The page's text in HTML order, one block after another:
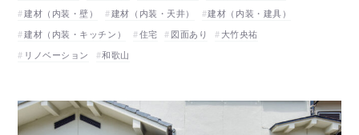
建材（内装・壁）
建材（内装・天井）
建材（内装・建具）
建材（内装・キッチン）
住宅 図面あり
大竹央祐
リノベーション
和歌山